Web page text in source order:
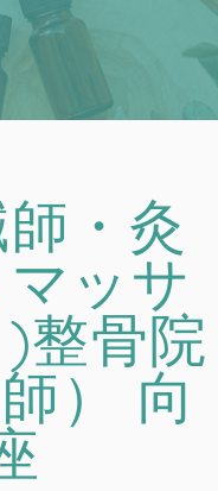
・灸
ッサ
整骨院
） 向